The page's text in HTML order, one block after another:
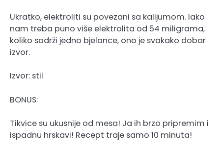
Ukratko, elektroliti su povezani sa kalijumom. Iako
nam treba puno više elektrolita od 54 miligrama,
koliko sadrži jedno bjelance, ono je svakako dobar
izvor.
Izvor: stil
BONUS:
Tikvice su ukusnije od mesa! Ja ih brzo pripremim i
ispadnu hrskavi! Recept traje samo 10 minuta!